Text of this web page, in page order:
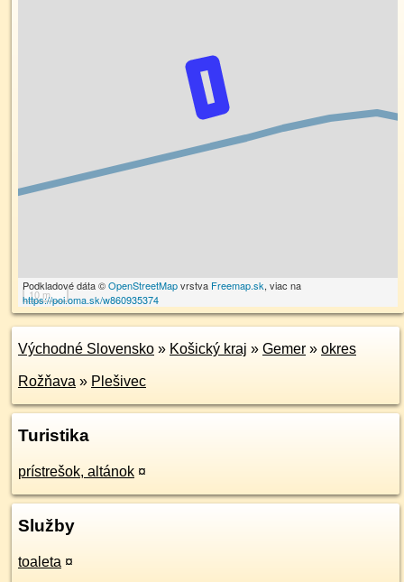
10 m
Podkladové dáta ©OpenStreetMapvrstva Freemap.sk, viac na
https://poi.oma.sk/w860935374
Východné Slovensko » Košický kraj » Gemer » okres
Rožňava » Plešivec
Turistika
prístrešok, altánok ¤
Služby
toaleta ¤